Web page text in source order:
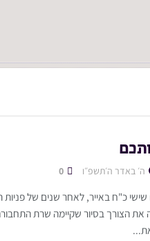
ה׳ באדר ה׳תשפ״ו
שישי כ"ח באייר, לאחר שנים של פניות
הצורך בסיור שקיימה שרת התחבורה